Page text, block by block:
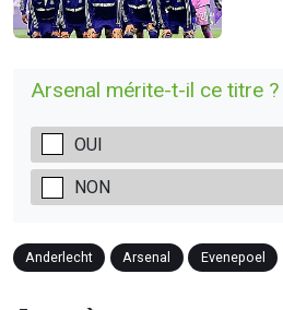
Arsenal mérite-t-il ce titre ?
OUI
NON
Anderlecht Arsenal Evenepoel